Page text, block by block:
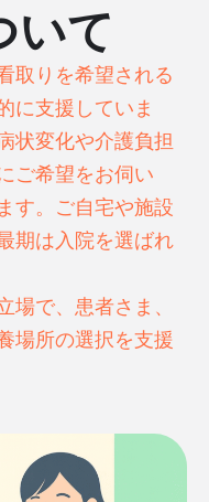
いて
取りを希望される
に支援していま
状変化や介護負担
ご希望をお伺い
す。ご自宅や施設
期は入院を選ばれ
場で、患者さま、
場所の選択を支援